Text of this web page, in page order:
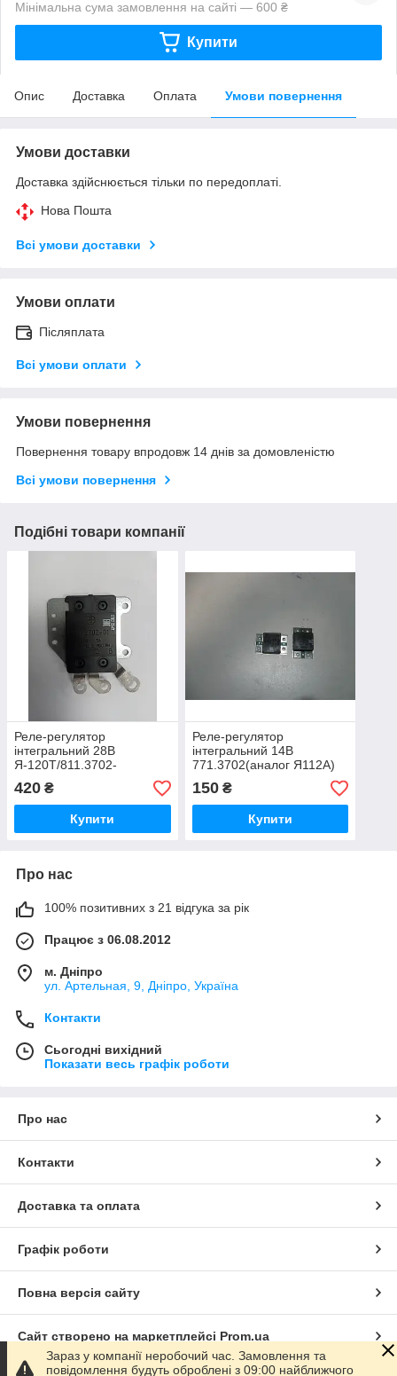
Мінімальна сума замовлення на сайті — 600 ₴
Купити
Опис Доставка Оплата Умови повернення
Умови доставки
Доставка здійснюється тільки по передоплаті.
Нова Пошта
Всі умови доставки
Умови оплати
Післяплата
Всі умови оплати
Умови повернення
Повернення товару впродовж 14 днів за домовленістю
Всі умови повернення
Подібні товари компанії
Реле-регулятор
інтегральний 28В
Я-120Т/811.3702-
01/7312.3702
420 ₴
Купити
Реле-регулятор
інтегральний 14В
771.3702(аналог Я112А)
(Вир-во "ЭМИ")
150₴
Купити
Про нас
100% позитивних з 21 відгука за рік
Працює з 06.08.2012
м. Дніпро
ул. Артельная, 9, Дніпро, Україна
Контакти
Сьогодні вихідний
Показати весь графік роботи
Про нас
Контакти
Доставка та оплата
Графік роботи
Повна версія сайту
Сайт створено на маркетплейсі Prom.ua
Зараз у компанії неробочий час. Замовлення та
повідомлення будуть оброблені з 09:00 найближчого